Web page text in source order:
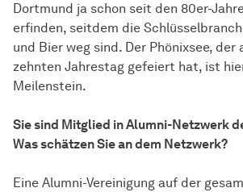
Dortmund ja schon seit den 80er-
erfinden, seitdem die
und Bier weg sind. Der Phönixsee, der
zehnten Jahrestag gefeiert hat, ist
Meilenstein.
Sie sind Mitglied in Alumni-Netzwerk
Was schätzen Sie an dem Netzwerk?
Eine Alumni-Vereinigung auf der